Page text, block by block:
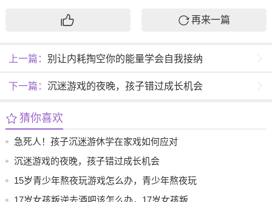
每个沉迷游戏的孩子背后，都藏着未被满足的心理需求。有
在寻找情感联结的出口。作为心理咨询师，我更倾向于用"游
都是独特的"，小林的故事让我意识到，当父母学会用孩子的
语言对话，当教育者理解游戏背后的深层动机，改变才真正
可能发生。
面对这样的情况，我建议家长先建立"非评判性沟通"。可以尝
再来一篇
上一篇： 别让内耗掏空你的能量学会自我接纳
下一篇： 沉迷游戏的夜晚，孩子错过成长机会
猜你喜欢
急死人！孩子沉迷游休学在家戏如何应对
沉迷游戏的夜晚，孩子错过成长机会
15岁青少年熬夜玩游戏怎么办，青少年熬夜玩
游戏的解决办法
17岁女孩叛逆去酒吧该怎么办，17岁女孩叛